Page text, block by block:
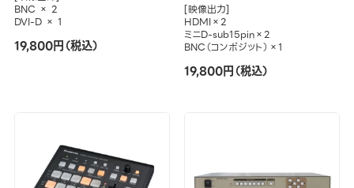
BNC × 2
DVI-D × 1
19,800円（税込）
[映像出力]
HDMI×2
ミニD-sub15pin×2
BNC（コンポジット）×1
19,800円（税込）